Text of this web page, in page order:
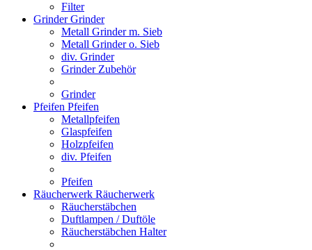
Filter
GrinderGrinder
Metall Grinder m. Sieb
Metall Grinder o. Sieb
div. Grinder
Grinder Zubehör
Grinder
Pfeifen Pfeifen
Metallpfeifen
Glaspfeifen
Holzpfeifen
div. Pfeifen
Pfeifen
Räucherwerk Räucherwerk
Räucherstäbchen
Duftlampen / Duftöle
Räucherstäbchen Halter